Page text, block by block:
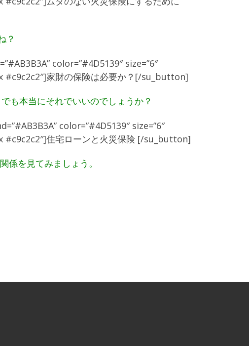
？
color=”#4D5139″ size=”6″
#c9c2c2″]家財の保険は必要か？[/su_button]
も本当にそれでいいのでしょうか？
color=”#4D5139″ size=”6″
#c9c2c2″]住宅ローンと火災保険 [/su_button]
を見てみましょう。